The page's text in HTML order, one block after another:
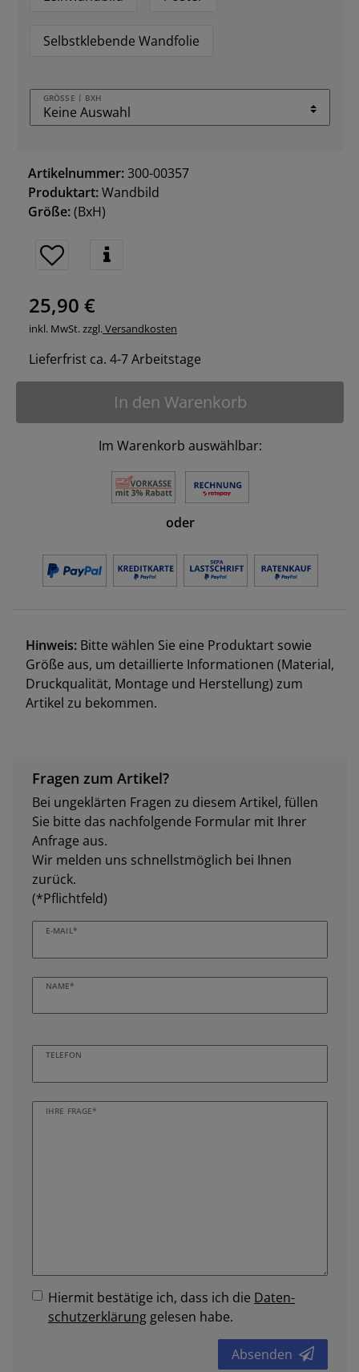
Selbstklebende Wandfolie
GRÖSSE | BXH
Artikelnummer:300-00357
Produktart:Wandbild
Größe:(BxH)
25,90 €
inkl. MwSt. zzgl.Versandkosten
Lieferfrist ca. 4-7 Arbeitstage
In den Warenkorb
Im Warenkorb auswählbar:
oder
Hinweis: Bitte wählen Sie eine Produktart sowie
Größe aus, um detaillierte Informationen (Material,
Druckqualität, Montage und Herstellung) zum
Artikel zu bekommen.
Fragen zum Artikel?
Bei ungeklärten Fragen zu diesem Artikel, füllen
Sie bitte das nachfolgende Formular mit Ihrer
Anfrage aus.
Wir melden uns schnellstmöglich bei Ihnen
zurück.
(*Pflichtfeld)
E-MAIL*
NAME*
TELEFON
IHRE FRAGE*
Hiermit bestätige ich, dass ich die Daten­
schutz­erklärung gelesen habe.
Absenden